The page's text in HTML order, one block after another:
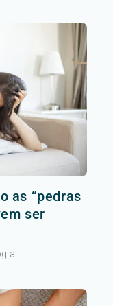
as “pedras
ser